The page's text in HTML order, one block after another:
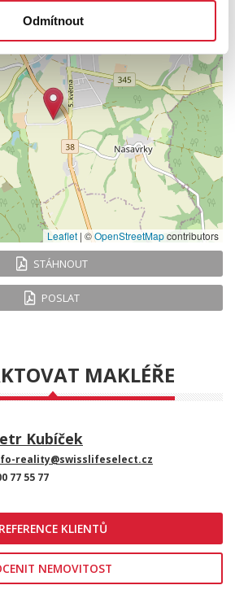
Odmítnout
Leaflet | ©OpenStreetMapcontributors
STÁHNOUT
POSLAT
MAKLÉŘE
Kubíček
reality@swisslifeselect.cz
77 55 77
REFERENCE KLIENTŮ
NEMOVITOST